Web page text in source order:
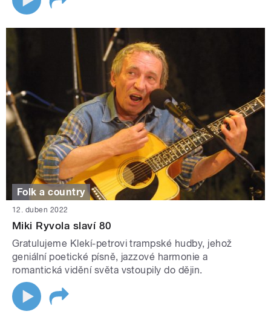
Folk a country
12. duben 2022
Miki Ryvola slaví 80
Gratulujeme Klekí-petrovi trampské hudby, jehož
geniální poetické písně, jazzové harmonie a
romantická vidění světa vstoupily do dějin.